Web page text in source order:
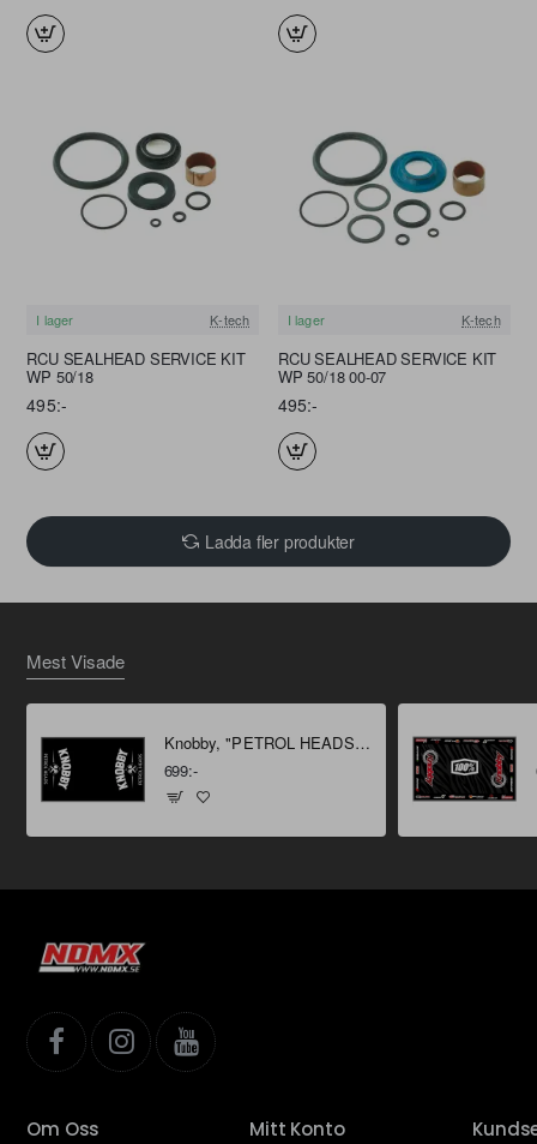
I lager K-tech
RCU SEALHEAD SERVICE KIT
WP 50/18
495:-
I lager K-tech
RCU SEALHEAD SERVICE KIT
WP 50/18 00-07
495:-
Ladda fler produkter
Mest Visade
Knobby, "PETROL HEADS" Miljömatta 160 X 100 cm
699:-
Om Oss Mitt Konto